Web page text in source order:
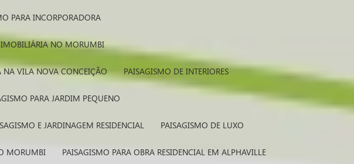
PARA INCORPORADORA
IMOBILIÁRIA NO MORUMBI
NA VILA NOVA CONCEIÇÃO PAISAGISMO DE INTERIORES
PARA JARDIM PEQUENO
E JARDINAGEM RESIDENCIAL PAISAGISMO DE LUXO
MORUMBI PAISAGISMO PARA OBRA RESIDENCIAL EM ALPHAVILLE